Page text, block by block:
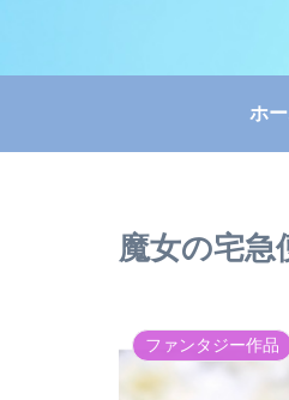
ホ
魔女の宅
ファンタジー作品